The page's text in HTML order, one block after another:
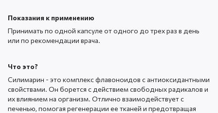
Показания к применению
Принимать по одной капсуле от одного до трех раз в день
или по рекомендации врача.
Что это?
Силимарин - это комплекс флавоноидов с антиоксидантными
свойствами. Он борется с действием свободных радикалов и
их влиянием на организм. Отлично взаимодействует с
печенью, помогая регенерации ее тканей и предотвращая